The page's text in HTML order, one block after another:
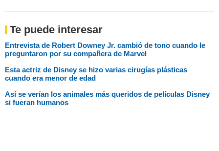
Te puede interesar
Entrevista de Robert Downey Jr. cambió de tono cuando le
preguntaron por su compañera de Marvel
Esta actriz de Disney se hizo varias cirugías plásticas
cuando era menor de edad
Así se verían los animales más queridos de películas Disney
si fueran humanos